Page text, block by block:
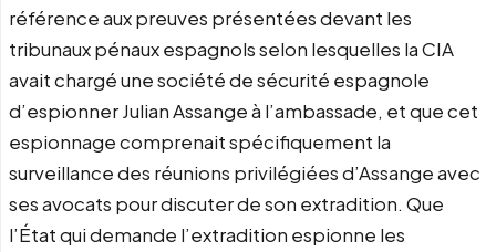
référence aux preuves présentées devant les
tribunaux pénaux espagnols selon lesquelles la CIA
avait chargé une société de sécurité espagnole
d’espionner Julian Assange à l’ambassade, et que cet
espionnage comprenait spécifiquement la
surveillance des réunions privilégiées d’Assange avec
ses avocats pour discuter de son extradition. Que
l’État qui demande l’extradition espionne les